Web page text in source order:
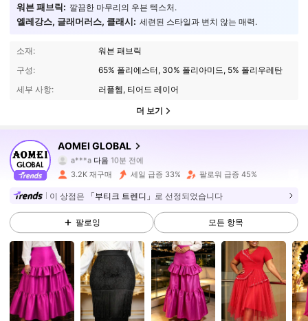
워븐 패브릭: 깔끔한 마무리의 우븐 텍스처.
엘레강스, 글래머러스, 클래시: 세련된 스타일과 변치 않는 매력.
소재:
워븐 패브릭
구성:
65% 폴리에스터, 30% 폴리아미드, 5% 폴리우레탄
세부 사항:
러플헴, 티어드 레이어
더 보기
AOMEI GLOBAL
a***a 다음10분 전에
c***5 가 탐색 중입니다
4.79
13K 팔로워
4.79 13K 팔로워
4.79 13K 팔로워
4.79 13K 팔로워
3.2K 재구매 세일 급증 33% 팔로워 급증 45%
이 상점은 「부티크 트렌디」 로 선정되었습니다
팔로잉 모든 항목